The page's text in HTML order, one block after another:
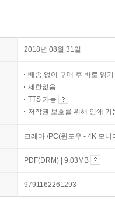
2018년 08월 31일
배송 없이 구매 후 바로 읽기
제한없음
TTS 가능
저작권 보호를 위해 인쇄 기
크레마 /PC(윈도우 - 4K 모
PDF(DRM) | 9.03MB
9791162261293